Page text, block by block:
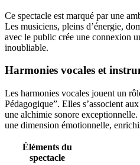
Ce spectacle est marqué par une
Les musiciens, pleins d’énergie,
avec le public crée une connexion
inoubliable.
Harmonies vocales et
Les harmonies vocales jouent un
Pédagogique”. Elles s’associent
une alchimie sonore
une dimension émotionnelle,
Éléments du
spectacle